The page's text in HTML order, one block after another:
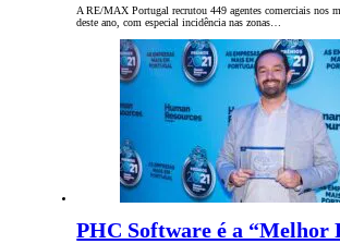
A RE/MAX Portugal recrutou 449 agentes comerciais nos
deste ano, com especial incidência nas zonas…
PHC Software é a “Melhor